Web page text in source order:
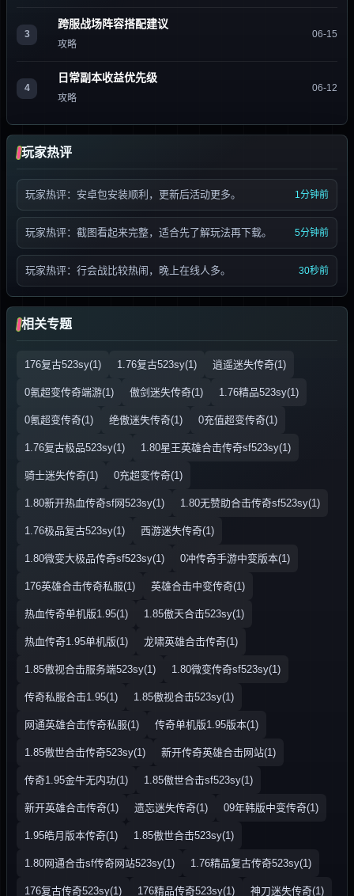
3
跨服战场阵容搭配建议
攻略
06-15
4
日常副本收益优先级
攻略
06-12
玩家热评
玩家热评：安卓包安装顺利，更新后活动更多。 1分钟前
玩家热评：截图看起来完整，适合先了解玩法再下载。 5分钟前
玩家热评：行会战比较热闹，晚上在线人多。 30秒前
相关专题
176复古523sy(1) 1.76复古523sy(1) 逍遥迷失传奇(1)
0氪超变传奇端游(1) 傲剑迷失传奇(1) 1.76精品523sy(1)
0氪超变传奇(1) 绝傲迷失传奇(1) 0充值超变传奇(1)
1.76复古极品523sy(1) 1.80星王英雄合击传奇sf523sy(1)
骑士迷失传奇(1) 0充超变传奇(1)
1.80新开热血传奇sf网523sy(1) 1.80无赞助合击传奇sf523sy(1)
1.76极品复古523sy(1) 西游迷失传奇(1)
1.80微变大极品传奇sf523sy(1) 0冲传奇手游中变版本(1)
176英雄合击传奇私服(1) 英雄合击中变传奇(1)
热血传奇单机版1.95(1) 1.85傲天合击523sy(1)
热血传奇1.95单机版(1) 龙啸英雄合击传奇(1)
1.85傲视合击服务端523sy(1) 1.80微变传奇sf523sy(1)
传奇私服合击1.95(1) 1.85傲视合击523sy(1)
网通英雄合击传奇私服(1) 传奇单机版1.95版本(1)
1.85傲世合击传奇523sy(1) 新开传奇英雄合击网站(1)
传奇1.95金牛无内功(1) 1.85傲世合击sf523sy(1)
新开英雄合击传奇(1) 遗忘迷失传奇(1) 09年韩版中变传奇(1)
1.95皓月版本传奇(1) 1.85傲世合击523sy(1)
1.80网通合击sf传奇网站523sy(1) 1.76精品复古传奇523sy(1)
176复古传奇523sy(1) 176精品传奇523sy(1) 神刀迷失传奇(1)